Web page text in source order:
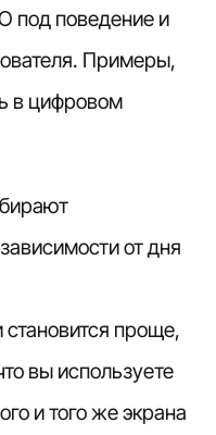
под поведение и
Примеры,
в цифровом
от дня
проще,
вы используете
и того же экрана